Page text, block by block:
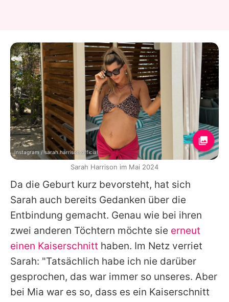
Da die Geburt kurz bevorsteht, hat sich
Sarah auch bereits Gedanken über die
Entbindung gemacht. Genau wie bei ihren
zwei anderen Töchtern möchte sie erneut
einen Kaiserschnitt haben. Im Netz verriet
Sarah: "Tatsächlich habe ich nie darüber
gesprochen, das war immer so unseres. Aber
bei Mia war es so, dass es ein Kaiserschnitt
Instagram / sarah.harrison.official
Sarah Harrison im Mai 2024